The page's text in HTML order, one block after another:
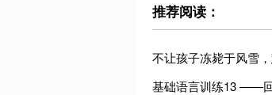
推荐阅读：
不让孩子冻毙于风雪
基础语言训练13 ——